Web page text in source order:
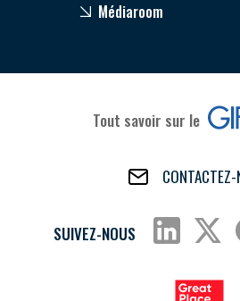
Médiaroom
Tout savoir sur le
SUIVEZ-NOUS